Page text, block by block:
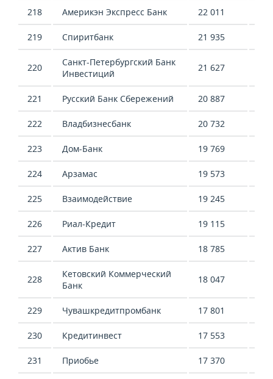
218 Америкэн Экспресс Банк 22 011
219 Спиритбанк 21 935
220
Санкт-Петербургский Банк
Инвестиций
21 627
221 Русский Банк Сбережений 20 887
222 Владбизнесбанк 20 732
223 Дом-Банк 19 769
224 Арзамас 19 573
225 Взаимодействие 19 245
226 Риал-Кредит 19 115
227 Актив Банк 18 785
228
Кетовский Коммерческий
Банк
18 047
229 Чувашкредитпромбанк 17 801
230 Кредитинвест 17 553
231 Приобье 17 370